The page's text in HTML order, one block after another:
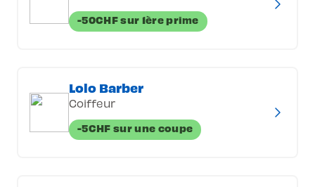
-50CHF sur 1ère prime
Lolo Barber
Coiffeur
-5CHF sur une coupe